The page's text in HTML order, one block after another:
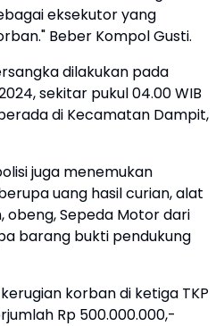
eksekutor yang
Beber Kompol Gusti.
dilakukan pada
sekitar pukul 04.00 WIB
di Kecamatan Dampit,
juga menemukan
uang hasil curian, alat
Sepeda Motor dari
barang bukti pendukung
korban di ketiga TKP
Rp 500.000.000,-